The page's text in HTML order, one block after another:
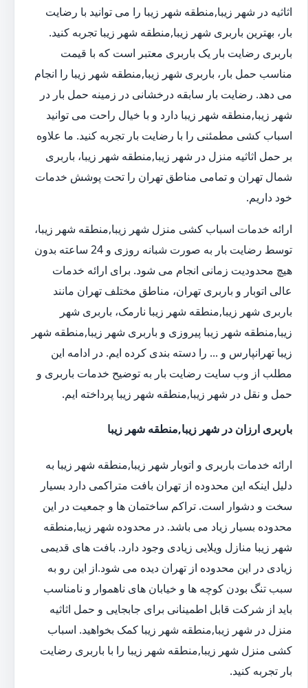
اثاثیه در شهر زیبا,منطقه شهر زیبا را می توانید با رضایت
بار، بهترین باربری شهر زیبا,منطقه شهر زیبا تجربه کنید.
باربری رضایت بار یک باربری معتبر است که با قیمت
مناسب حمل بار، باربری شهر زیبا,منطقه شهر زیبا را انجام
می دهد. رضایت بار سابقه درخشانی در زمینه حمل بار در
شهر زیبا,منطقه شهر زیبا دارد و با خیال راحت می توانید
اسباب کشی مطمئنی را با رضایت بار تجربه کنید. ما علاوه
بر حمل اثاثیه منزل در شهر زیبا,منطقه شهر زیبا، باربری
شمال تهران و تمامی مناطق تهران را تحت پوشش خدمات
خود داریم.
ارائه خدمات اسباب کشی منزل شهر زیبا,منطقه شهر زیبا،
توسط رضایت بار به صورت شبانه روزی و 24 ساعته بدون
هیچ محدودیت زمانی انجام می شود. برای ارائه خدمات
عالی اتوبار و باربری تهران، مناطق مختلف تهران مانند
باربری شهر زیبا,منطقه شهر زیبا نارمک، باربری شهر
زیبا,منطقه شهر زیبا پیروزی و باربری شهر زیبا,منطقه شهر
زیبا تهرانپارس و ... را دسته بندی کرده ایم. در ادامه این
مطلب از وب سایت رضایت بار به توضیح خدمات باربری و
حمل و نقل در شهر زیبا,منطقه شهر زیبا پرداخته ایم.
باربری ارزان در شهر زیبا,منطقه شهر زیبا
ارائه خدمات باربری و اتوبار شهر زیبا,منطقه شهر زیبا به
دلیل اینکه این محدوده از تهران بافت متراکمی دارد بسیار
سخت و دشوار است. تراکم ساختمان ها و جمعیت در این
محدوده بسیار زیاد می باشد. در محدوده شهر زیبا,منطقه
شهر زیبا منازل ویلایی زیادی وجود دارد. بافت های قدیمی
زیادی در این محدوده از تهران دیده می شود.از این رو به
سبب تنگ بودن کوچه ها و خیابان های ناهموار و نامناسب
باید از شرکت قابل اطمینانی برای جابجایی و حمل اثاثیه
منزل در شهر زیبا,منطقه شهر زیبا کمک بخواهید. اسباب
کشی منزل شهر زیبا,منطقه شهر زیبا را با باربری رضایت
بار تجربه کنید.